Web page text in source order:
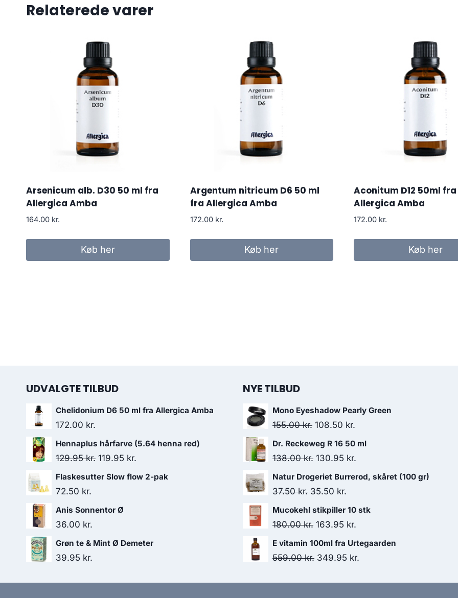
Relaterede varer
Arsenicum alb. D30 50 ml fra
Allergica Amba
164.00 kr.
Køb her
Argentum nitricum D6 50 ml
fra Allergica Amba
172.00 kr.
Køb her
Aconitum D12 50ml fra
Allergica Amba
172.00 kr.
Køb her
UDVALGTE TILBUD
Chelidonium D6 50 ml fra Allergica Amba
172.00 kr.
Hennaplus hårfarve (5.64 henna red)
129.95kr. Den
oprindelige
119.95 kr.
aktuelle
Flaskesutter Slow flow 2-pak
72.50 kr.
Anis Sonnentor Ø
36.00 kr.
Grøn te & Mint Ø Demeter
39.95 kr.
NYE TILBUD
Mono Eyeshadow Pearly Green
155.00kr. Den
oprindelige
pris
155.00 kr..
108.50 kr.
aktuelle
Dr. Reckeweg R 16 50 ml
138.00kr. Den
oprindelige
pris
138.00 kr..
130.95 kr.
aktuelle
Natur Drogeriet Burrerod, skåret (100 gr)
37.50kr. Den
oprindelige
pris
37.50 kr..
35.50 kr.
aktuelle
pris
35.50 kr..
Mucokehl stikpiller 10 stk
180.00kr. Den
oprindelige
pris
180.00 kr..
163.95 kr.
aktuelle
pris
163.95 kr..
E vitamin 100ml fra Urtegaarden
559.00kr. Den
349.95 kr.